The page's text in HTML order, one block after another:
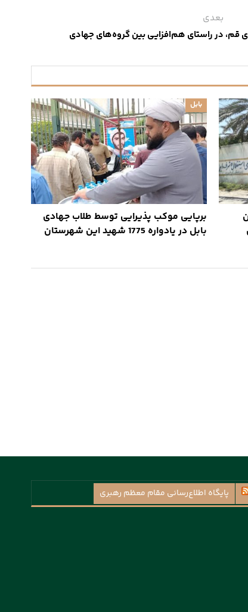
بعدی
در راستای هم‌افزایی بین گروه‌های جهادی
بابل
برپایی موکب پذیرایی توسط طلاب جهادی
بابل در یادواره 1775 شهید این شهرستان
پايگاه اطلاع‌رسانی مقام معظم رهبری